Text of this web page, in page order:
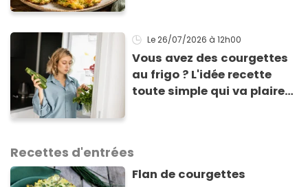
Le 26/07/2026 à 12h00
Vous avez des courgettes
au frigo ? L'idée recette
toute simple qui va plaire
Recettes d'entrées
Flan de courgettes